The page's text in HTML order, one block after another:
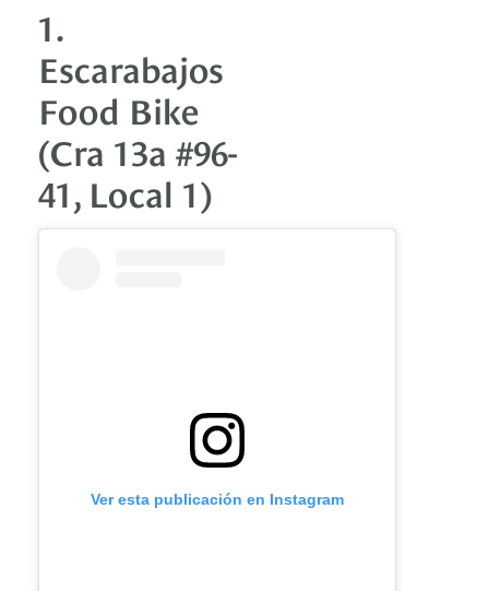
1.
Escarabajos
Food Bike
(Cra 13a #96-
41, Local 1)
Ver esta publicación en Instagram